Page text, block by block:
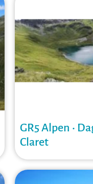
GR5 Alpen •
Claret